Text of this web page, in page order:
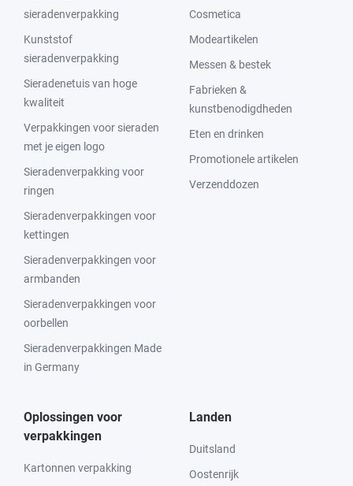
sieradenverpakking
Kunststof
sieradenverpakking
Sieradenetuis van hoge
kwaliteit
Verpakkingen voor sieraden
met je eigen logo
Sieradenverpakking voor
ringen
Sieradenverpakkingen voor
kettingen
Sieradenverpakkingen voor
armbanden
Sieradenverpakkingen voor
oorbellen
Sieradenverpakkingen Made
in Germany
Cosmetica
Modeartikelen
Messen & bestek
Fabrieken &
kunstbenodigdheden
Eten en drinken
Promotionele artikelen
Verzenddozen
Oplossingen voor
verpakkingen
Kartonnen verpakking
Landen
Duitsland
Oostenrijk